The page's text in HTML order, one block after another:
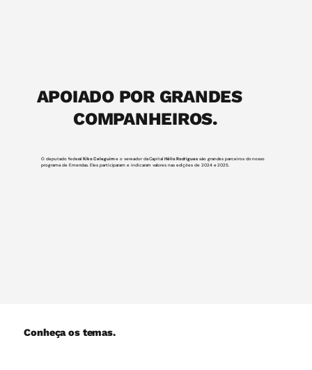
APOIADO POR GRANDES
COMPANHEIROS.
O deputado federalKiko Celeguime o vereador da Capital Hélio Rodrigues são grandes parceiros do nosso
programa de Emendas. Eles participaram e indicaram valores nas edições de 2024 e 2025.
Conheça os temas.